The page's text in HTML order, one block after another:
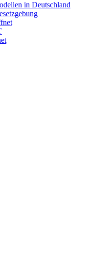
in Deutschland